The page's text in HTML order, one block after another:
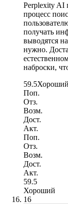
Perplexity AI
процесс
получать
выводятся
нужно.
наброски,
59.5Хороший
Поп.
Отз.
Возм.
Дост.
Акт.
Поп.
Отз.
Возм.
Дост.
Акт.
59.5
Хороший
16